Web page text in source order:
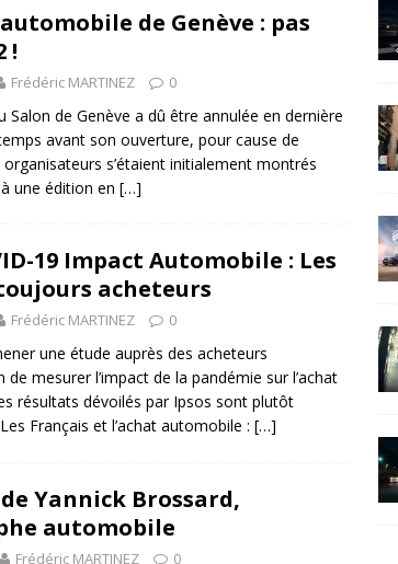
de Genève : pas
!
Frédéric MARTINEZ 0
Salon de Genève a dû être annulée en dernière
avant son ouverture, pour cause de
organisateurs s’étaient initialement montrés
une édition en […]
19 Impact Automobile : Les
acheteurs
Frédéric MARTINEZ 0
une étude auprès des acheteurs
mesurer l’impact de la pandémie sur l’achat
résultats dévoilés par Ipsos sont plutôt
Français et l’achat automobile : […]
Yannick Brossard,
automobile
Frédéric MARTINEZ 0